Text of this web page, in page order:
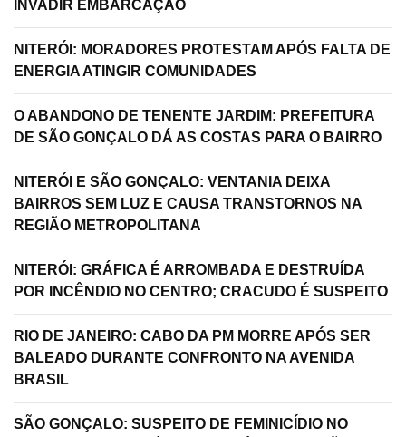
INVADIR EMBARCAÇÃO
NITERÓI: MORADORES PROTESTAM APÓS FALTA DE
ENERGIA ATINGIR COMUNIDADES
O ABANDONO DE TENENTE JARDIM: PREFEITURA
DE SÃO GONÇALO DÁ AS COSTAS PARA O BAIRRO
NITERÓI E SÃO GONÇALO: VENTANIA DEIXA
BAIRROS SEM LUZ E CAUSA TRANSTORNOS NA
REGIÃO METROPOLITANA
NITERÓI: GRÁFICA É ARROMBADA E DESTRUÍDA
POR INCÊNDIO NO CENTRO; CRACUDO É SUSPEITO
RIO DE JANEIRO: CABO DA PM MORRE APÓS SER
BALEADO DURANTE CONFRONTO NA AVENIDA
BRASIL
SÃO GONÇALO: SUSPEITO DE FEMINICÍDIO NO